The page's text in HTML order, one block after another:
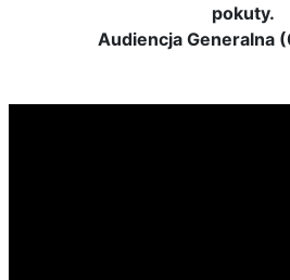
pokuty.
Audiencja Generalna